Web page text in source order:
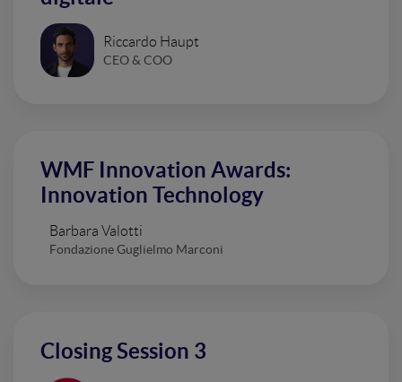
Riccardo Haupt
CEO & COO
WMF Innovation Awards:
Innovation Technology
Barbara Valotti
Fondazione Guglielmo Marconi
Closing Session 3